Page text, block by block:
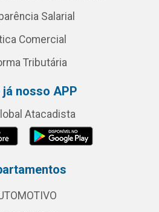
Salarial
Comercial
Tributária
já nosso APP
Atacadista